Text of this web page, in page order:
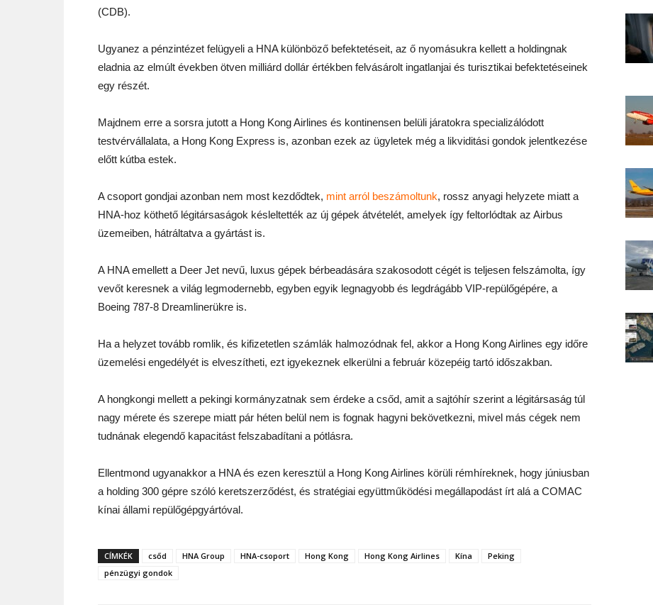
(CDB).
Ugyanez a pénzintézet felügyeli a HNA különböző befektetéseit, az ő nyomásukra kellett a holdingnak
eladnia az elmúlt években ötven milliárd dollár értékben felvásárolt ingatlanjai és turisztikai befektetéseinek
egy részét.
Majdnem erre a sorsra jutott a Hong Kong Airlines és kontinensen belüli járatokra specializálódott
testvérvállalata, a Hong Kong Express is, azonban ezek az ügyletek még a likviditási gondok jelentkezése
előtt kútba estek.
A csoport gondjai azonban nem most kezdődtek, mint arról beszámoltunk, rossz anyagi helyzete miatt a
HNA-hoz köthető légitársaságok késleltették az új gépek átvételét, amelyek így feltorlódtak az Airbus
üzemeiben, hátráltatva a gyártást is.
A HNA emellett a Deer Jet nevű, luxus gépek bérbeadására szakosodott cégét is teljesen felszámolta, így
vevőt keresnek a világ legmodernebb, egyben egyik legnagyobb és legdrágább VIP-repülőgépére, a
Boeing 787-8 Dreamlinerükre is.
Ha a helyzet tovább romlik, és kifizetetlen számlák halmozódnak fel, akkor a Hong Kong Airlines egy időre
üzemelési engedélyét is elveszítheti, ezt igyekeznek elkerülni a február közepéig tartó időszakban.
A hongkongi mellett a pekingi kormányzatnak sem érdeke a csőd, amit a sajtóhír szerint a légitársaság túl
nagy mérete és szerepe miatt pár héten belül nem is fognak hagyni bekövetkezni, mivel más cégek nem
tudnának elegendő kapacitást felszabadítani a pótlásra.
Ellentmond ugyanakkor a HNA és ezen keresztül a Hong Kong Airlines körüli rémhíreknek, hogy júniusban
a holding 300 gépre szóló keretszerződést, és stratégiai együttműködési megállapodást írt alá a COMAC
kínai állami repülőgépgyártóval.
CÍMKÉK csőd HNA Group HNA-csoport Hong Kong Hong Kong Airlines Kína
Peking
pénzügyi gondok